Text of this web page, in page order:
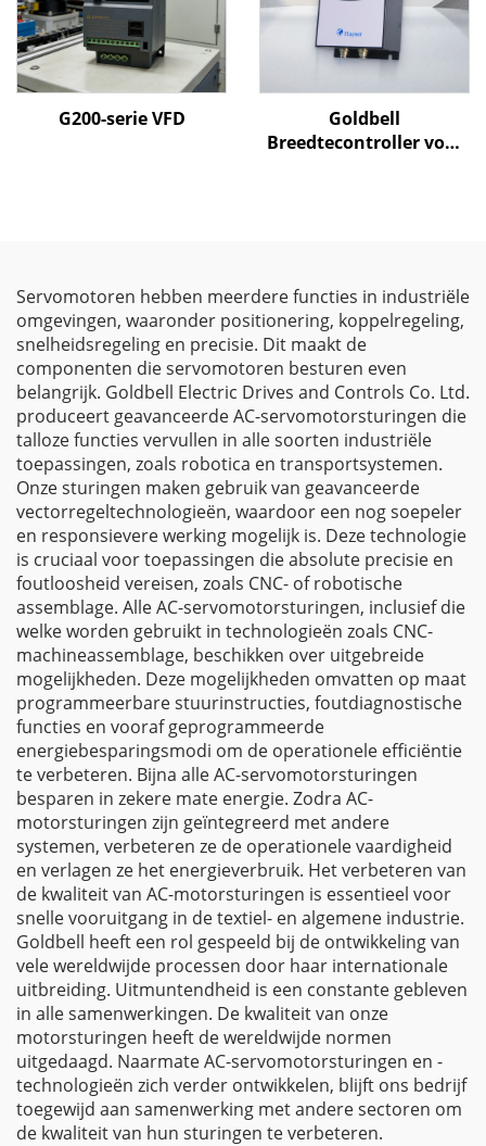
G200-serie VFD
Goldbell
Breedtecontroller voor
Servomotoren hebben meerdere functies in industriële
omgevingen, waaronder positionering, koppelregeling,
snelheidsregeling en precisie. Dit maakt de
componenten die servomotoren besturen even
belangrijk. Goldbell Electric Drives and Controls Co. Ltd.
produceert geavanceerde AC-servomotorsturingen die
talloze functies vervullen in alle soorten industriële
toepassingen, zoals robotica en transportsystemen.
Onze sturingen maken gebruik van geavanceerde
vectorregeltechnologieën, waardoor een nog soepeler
en responsievere werking mogelijk is. Deze technologie
is cruciaal voor toepassingen die absolute precisie en
foutloosheid vereisen, zoals CNC- of robotische
assemblage. Alle AC-servomotorsturingen, inclusief die
welke worden gebruikt in technologieën zoals CNC-
machineassemblage, beschikken over uitgebreide
mogelijkheden. Deze mogelijkheden omvatten op maat
programmeerbare stuurinstructies, foutdiagnostische
functies en vooraf geprogrammeerde
energiebesparingsmodi om de operationele efficiëntie
te verbeteren. Bijna alle AC-servomotorsturingen
besparen in zekere mate energie. Zodra AC-
motorsturingen zijn geïntegreerd met andere
systemen, verbeteren ze de operationele vaardigheid
en verlagen ze het energieverbruik. Het verbeteren van
de kwaliteit van AC-motorsturingen is essentieel voor
snelle vooruitgang in de textiel- en algemene industrie.
Goldbell heeft een rol gespeeld bij de ontwikkeling van
vele wereldwijde processen door haar internationale
uitbreiding. Uitmuntendheid is een constante gebleven
in alle samenwerkingen. De kwaliteit van onze
motorsturingen heeft de wereldwijde normen
uitgedaagd. Naarmate AC-servomotorsturingen en -
technologieën zich verder ontwikkelen, blijft ons bedrijf
toegewijd aan samenwerking met andere sectoren om
de kwaliteit van hun sturingen te verbeteren.